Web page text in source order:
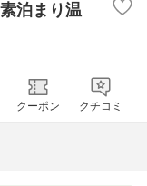
泊まり温
クーポン クチコミ